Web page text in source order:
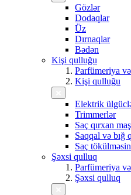
Gözlər
Dodaqlar
Üz
Dırnaqlar
Bədən
Kişi qulluğu
Parfümeriya
Kişi qulluğu
Elektrik
Trimmerlər
Saç qırxan
Saqqal və bığ
Saç
Şəxsi qulluq
Parfümeriya
Şəxsi qulluq